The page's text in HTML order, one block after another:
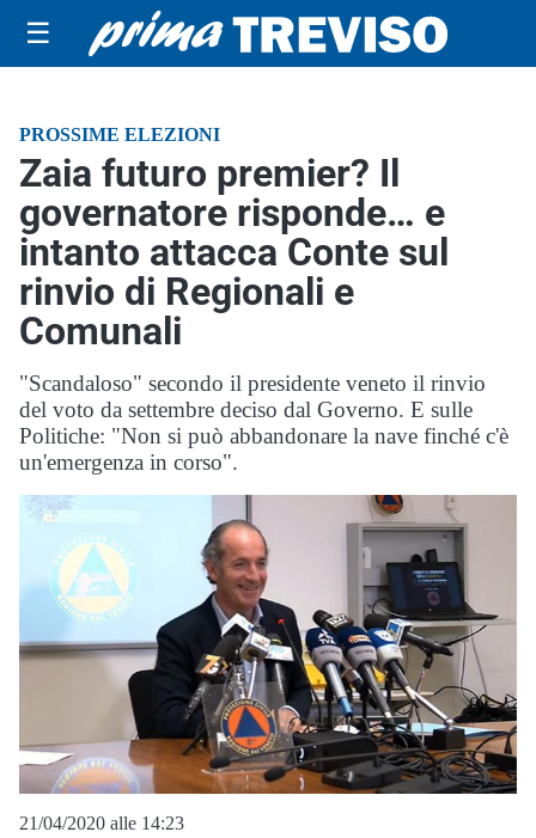
☰
PROSSIME ELEZIONI
Zaia futuro premier? Il
governatore risponde… e
intanto attacca Conte sul
rinvio di Regionali e
Comunali
"Scandaloso" secondo il presidente veneto il rinvio
del voto da settembre deciso dal Governo. E sulle
Politiche: "Non si può abbandonare la nave finché c'è
un'emergenza in corso".
21/04/2020 alle 14:23